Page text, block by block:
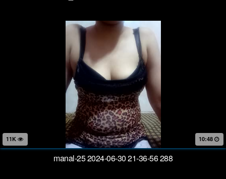
10:48
manal-25 2024-06-30 21-36-56 288